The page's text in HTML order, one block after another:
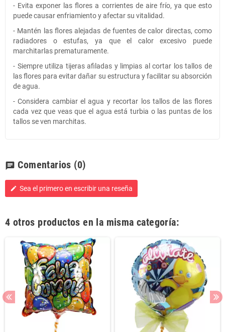
- Evita exponer las flores a corrientes de aire frío, ya que esto
puede causar enfriamiento y afectar su vitalidad.
- Mantén las flores alejadas de fuentes de calor directas, como
radiadores o estufas, ya que el calor excesivo puede
marchitarlas prematuramente.
- Siempre utiliza tijeras afiladas y limpias al cortar los tallos de
las flores para evitar dañar su estructura y facilitar su absorción
de agua.
- Considera cambiar el agua y recortar los tallos de las flores
cada vez que veas que el agua está turbia o las puntas de los
tallos se ven marchitas.
chat Comentarios (0)
edit Sea el primero en escribir una reseña
4 otros productos en la misma categoría: